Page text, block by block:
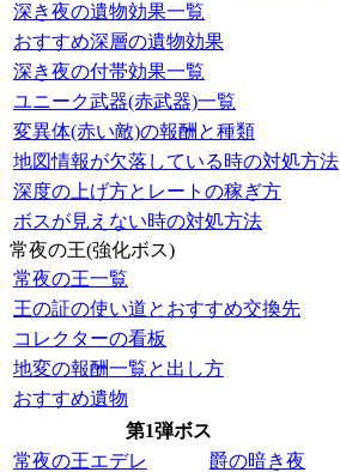
深き夜の遺物効果一覧
おすすめ深層の遺物効果
深き夜の付帯効果一覧
ユニーク武器(赤武器)一覧
変異体(赤い敵)の報酬と種類
地図情報が欠落している時の対処方法
深度の上げ方とレートの稼ぎ方
ボスが見えない時の対処方法
常夜の王(強化ボス)
常夜の王一覧
王の証の使い道とおすすめ交換先
コレクターの看板
地変の報酬一覧と出し方
おすすめ遺物
第1弾ボス
常夜の王エデレ
爵の暗き夜